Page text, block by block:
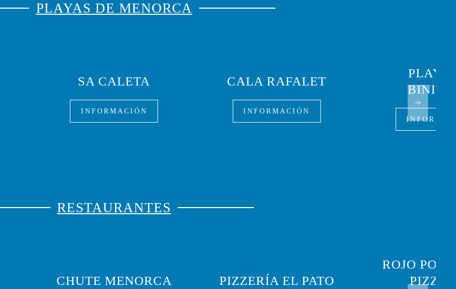
PLAYAS DE MENORCA
SA CALETA
INFORMACIÓN
CALA RAFALET
INFORMACIÓN
PLAYA
RESTAURANTES
CHUTE MENORCA PIZZERÍA EL PATO
ROJO